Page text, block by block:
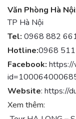
Văn Phòng Hà Nội:
TP Hà Nội
Tel: 0968 882
Hotline:0968
Facebook: https://
Website: https://
Xem thêm: